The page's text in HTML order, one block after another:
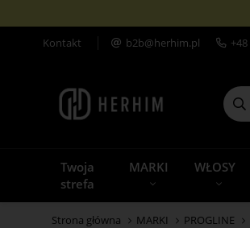
Kontakt b2b@herhim.pl +48
Twoja
strefa
MARKI WŁOSY
Strona główna MARKI PROGLINE